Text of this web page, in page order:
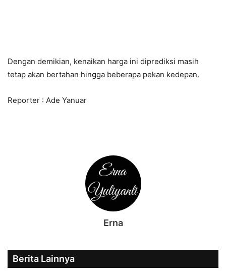
Dengan demikian, kenaikan harga ini diprediksi masih
tetap akan bertahan hingga beberapa pekan kedepan.
Reporter : Ade Yanuar
Erna
Berita Lainnya